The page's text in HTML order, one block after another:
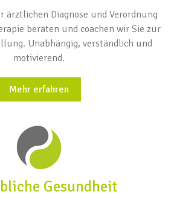
ärztlichen Diagnose und Verordnung
beraten und coachen wir Sie zur
Unabhängig, verständlich und
motivierend.
Mehr erfahren
Gesundheit